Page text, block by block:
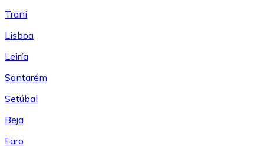
Trani
Lisboa
Leiría
Santarém
Setúbal
Beja
Faro